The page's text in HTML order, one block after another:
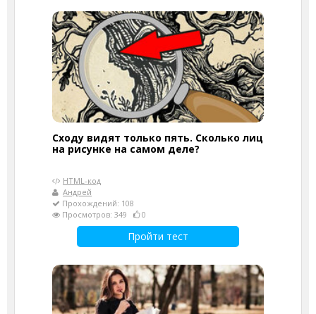
Сходу видят только пять. Сколько лиц
на рисунке на самом деле?
HTML-код
Андрей
Прохождений: 108
Просмотров: 349
0
Пройти тест